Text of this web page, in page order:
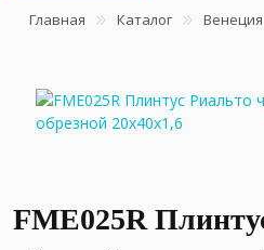
Главная Каталог Венеция
FME025R